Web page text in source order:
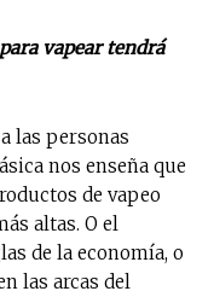
vapear tendrá
las personas
nos enseña que
de vapeo
altas. O el
de la economía, o
las arcas del